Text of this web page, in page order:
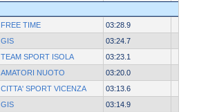
FREE TIME
03:28.9
GIS
03:24.7
TEAM SPORT ISOLA
03:23.1
AMATORI NUOTO
03:20.0
CITTA' SPORT VICENZA
03:13.6
GIS
03:14.9